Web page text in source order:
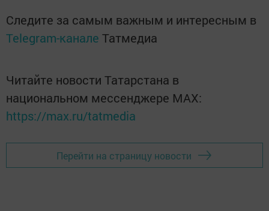
Следите за самым важным и интересным в
Telegram-канале Татмедиа
Читайте новости Татарстана в
национальном мессенджере MАХ:
https://max.ru/tatmedia
Перейти на страницу новости